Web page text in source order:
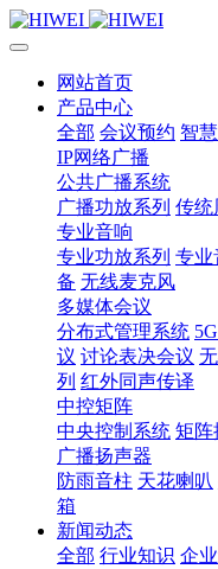
网站首页
产品中心
全部 会议预约 智
IP网络广播
公共广播系统
广播功放系列 传统
专业音响
专业功放系列 专业
备 无线麦克风
多媒体会议
分布式管理系统
议 讨论表决会议
列 红外同声传译
中控矩阵
中央控制系统 矩阵
广播扬声器
防雨音柱 天花喇叭
箱
新闻动态
全部 行业知识 企